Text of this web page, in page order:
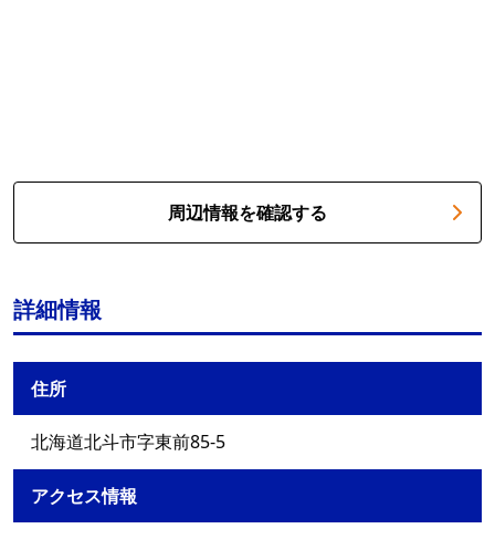
周辺情報を確認する
詳細情報
住所
北海道北斗市字東前85-5
アクセス情報